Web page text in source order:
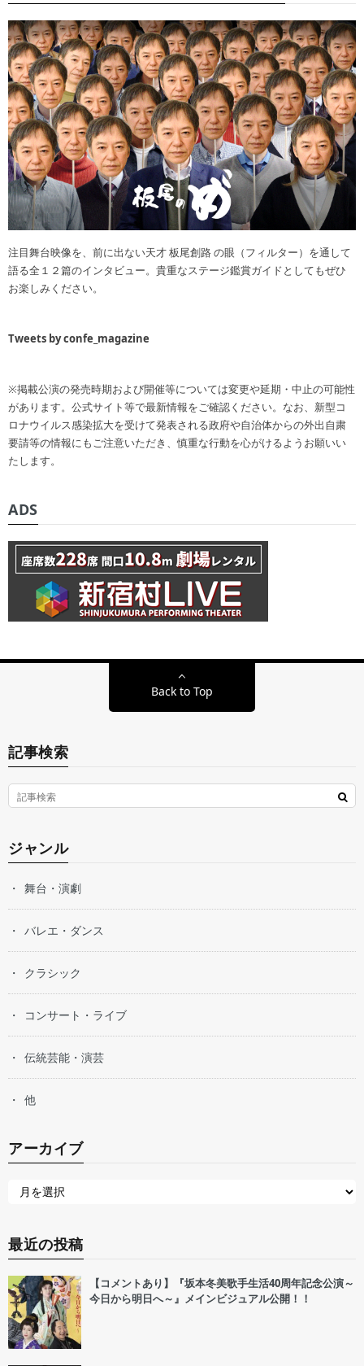
注目舞台映像を、前に出ない天才 板尾創路 の眼（フィルター）を通して
語る全１２篇のインタビュー。貴重なステージ鑑賞ガイドとしてもぜひ
お楽しみください。
Tweets by confe_magazine
※掲載公演の発売時期および開催等については変更や延期・中止の可能性
があります。公式サイト等で最新情報をご確認ください。なお、新型コ
ロナウイルス感染拡大を受けて発表される政府や自治体からの外出自粛
要請等の情報にもご注意いただき、慎重な行動を心がけるようお願いい
たします。
ADS
Back to Top
記事検索
ジャンル
舞台・演劇
バレエ・ダンス
クラシック
コンサート・ライブ
伝統芸能・演芸
他
アーカイブ
最近の投稿
【コメントあり】『坂本冬美歌手生活40周年記念公演～
今日から明日へ～』メインビジュアル公開！！